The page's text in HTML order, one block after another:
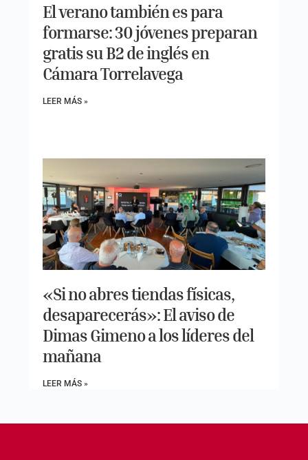
El verano también es para
formarse: 30 jóvenes preparan
gratis su B2 de inglés en
Cámara Torrelavega
LEER MÁS »
«Si no abres tiendas físicas,
desaparecerás»: El aviso de
Dimas Gimeno a los líderes del
mañana
LEER MÁS »